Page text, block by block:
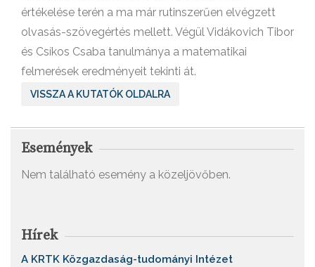
értékelése terén a ma már rutinszerűen elvégzett
olvasás-szövegértés mellett. Végül Vidákovich Tibor
és Csíkos Csaba tanulmánya a matematikai
felmerések eredményeit tekinti át.
VISSZA A KUTATÓK OLDALRA
Események
Nem található esemény a közeljövőben.
Hírek
A KRTK Közgazdaság-tudományi Intézet